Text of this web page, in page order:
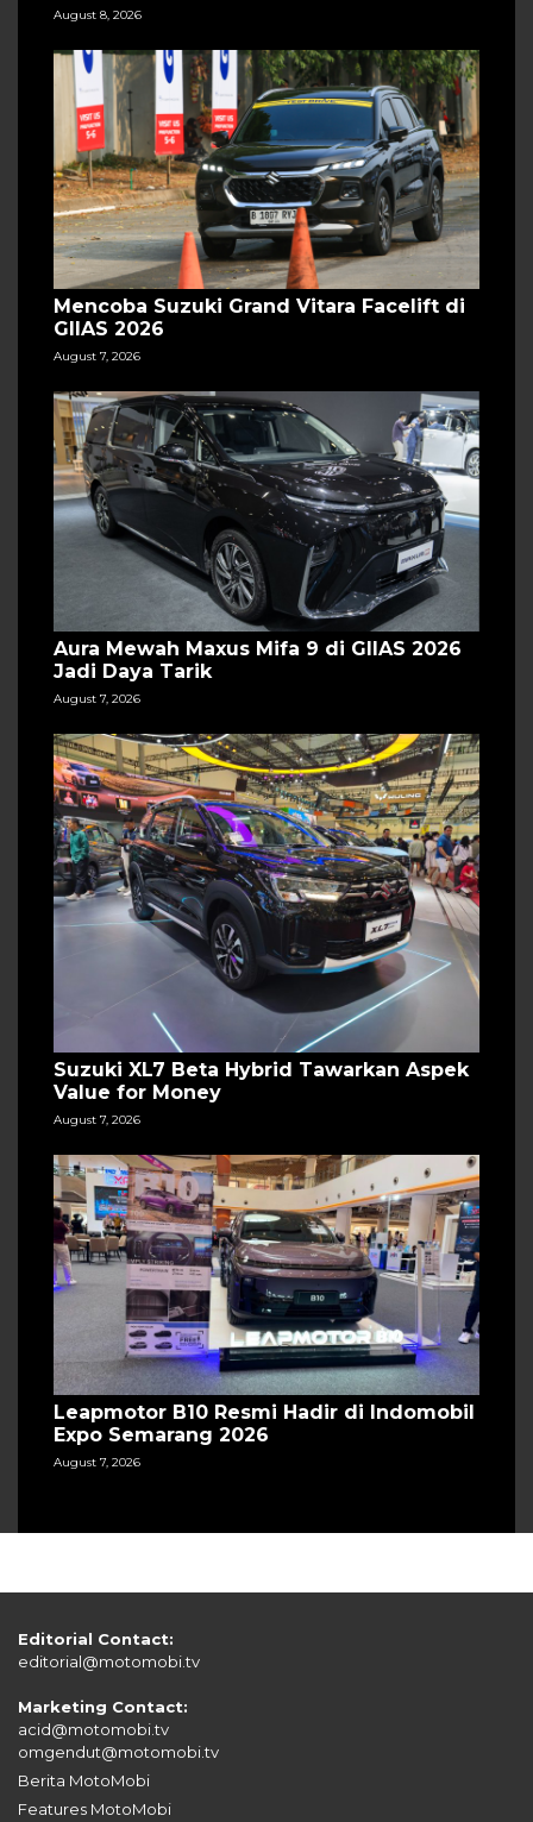
August 8, 2026
Mencoba Suzuki Grand Vitara Facelift di
GIIAS 2026
August 7, 2026
Aura Mewah Maxus Mifa 9 di GIIAS 2026
Jadi Daya Tarik
August 7, 2026
Suzuki XL7 Beta Hybrid Tawarkan Aspek
Value for Money
August 7, 2026
Leapmotor B10 Resmi Hadir di Indomobil
Expo Semarang 2026
August 7, 2026
Editorial Contact:
editorial@motomobi.tv
Marketing Contact:
acid@motomobi.tv
omgendut@motomobi.tv
Berita MotoMobi
Features MotoMobi